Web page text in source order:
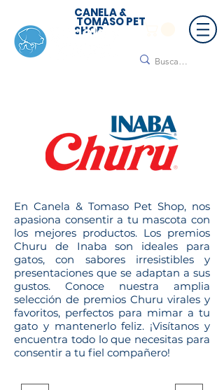
CANELA &
TOMASO PET
SHOP
En Canela & Tomaso Pet Shop, nos
apasiona consentir a tu mascota con
los mejores productos. Los premios
Churu de Inaba son ideales para
gatos, con sabores irresistibles y
presentaciones que se adaptan a sus
gustos. Conoce nuestra amplia
selección de premios Churu virales y
favoritos, perfectos para mimar a tu
gato y mantenerlo feliz. ¡Visítanos y
encuentra todo lo que necesitas para
consentir a tu fiel compañero!